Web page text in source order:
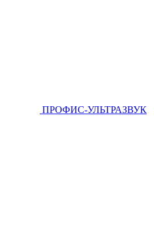
ПРОФИС-УЛЬТРАЗВУК